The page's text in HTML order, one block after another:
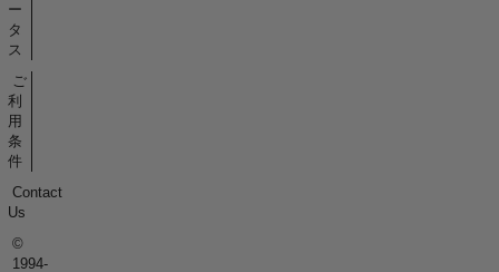
into
my
LaTeX
document.
ー
タ
ス
ご
利
用
条
件
Contact
Us
©
1994-